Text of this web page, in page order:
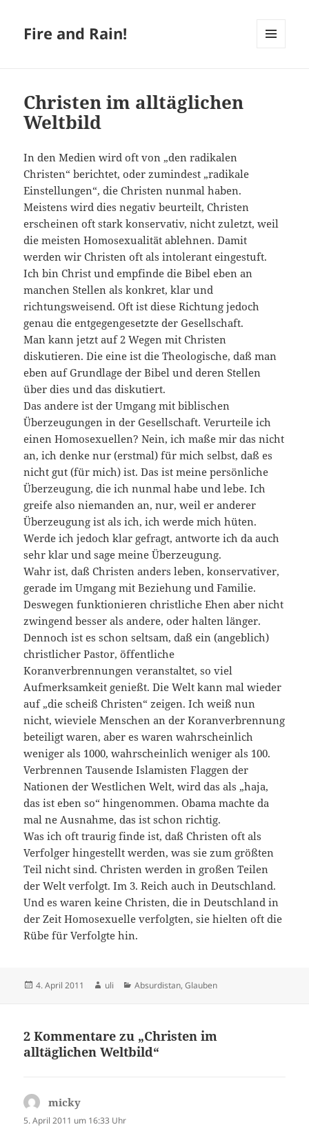
Fire and Rain!
Christen im alltäglichen
Weltbild
In den Medien wird oft von „den radikalen
Christen“ berichtet, oder zumindest „radikale
Einstellungen“, die Christen nunmal haben.
Meistens wird dies negativ beurteilt, Christen
erscheinen oft stark konservativ, nicht zuletzt, weil
die meisten Homosexualität ablehnen. Damit
werden wir Christen oft als intolerant eingestuft.
Ich bin Christ und empfinde die Bibel eben an
manchen Stellen als konkret, klar und
richtungsweisend. Oft ist diese Richtung jedoch
genau die entgegengesetzte der Gesellschaft.
Man kann jetzt auf 2 Wegen mit Christen
diskutieren. Die eine ist die Theologische, daß man
eben auf Grundlage der Bibel und deren Stellen
über dies und das diskutiert.
Das andere ist der Umgang mit biblischen
Überzeugungen in der Gesellschaft. Verurteile ich
einen Homosexuellen? Nein, ich maße mir das nicht
an, ich denke nur (erstmal) für mich selbst, daß es
nicht gut (für mich) ist. Das ist meine persönliche
Überzeugung, die ich nunmal habe und lebe. Ich
greife also niemanden an, nur, weil er anderer
Überzeugung ist als ich, ich werde mich hüten.
Werde ich jedoch klar gefragt, antworte ich da auch
sehr klar und sage meine Überzeugung.
Wahr ist, daß Christen anders leben, konservativer,
gerade im Umgang mit Beziehung und Familie.
Deswegen funktionieren christliche Ehen aber nicht
zwingend besser als andere, oder halten länger.
Dennoch ist es schon seltsam, daß ein (angeblich)
christlicher Pastor, öffentliche
Koranverbrennungen veranstaltet, so viel
Aufmerksamkeit genießt. Die Welt kann mal wieder
auf „die scheiß Christen“ zeigen. Ich weiß nun
nicht, wieviele Menschen an der Koranverbrennung
beteiligt waren, aber es waren wahrscheinlich
weniger als 1000, wahrscheinlich weniger als 100.
Verbrennen Tausende Islamisten Flaggen der
Nationen der Westlichen Welt, wird das als „haja,
das ist eben so“ hingenommen. Obama machte da
mal ne Ausnahme, das ist schon richtig.
Was ich oft traurig finde ist, daß Christen oft als
Verfolger hingestellt werden, was sie zum größten
Teil nicht sind. Christen werden in großen Teilen
der Welt verfolgt. Im 3. Reich auch in Deutschland.
Und es waren keine Christen, die in Deutschland in
der Zeit Homosexuelle verfolgten, sie hielten oft die
Rübe für Verfolgte hin.
Veröffentlicht
4. April 2011 Autor
uli Kategorien
Absurdistan,Glauben
2 Kommentare zu „Christen im
alltäglichen Weltbild“
micky
5. April 2011 um 16:33 Uhr